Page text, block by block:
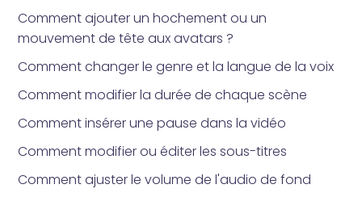
Comment ajouter un hochement ou un
mouvement de tête aux avatars ?
Comment changer le genre et la langue de la voix
Comment modifier la durée de chaque scène
Comment insérer une pause dans la vidéo
Comment modifier ou éditer les sous-titres
Comment ajuster le volume de l'audio de fond